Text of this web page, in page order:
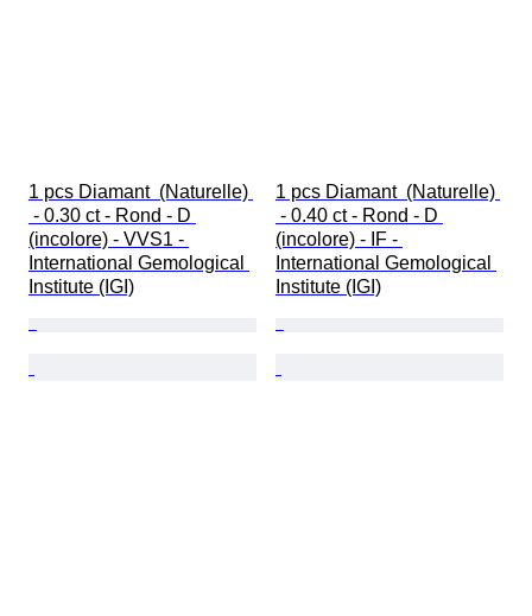
1 pcs Diamant  (Naturelle)
- 0.30 ct - Rond - D
(incolore) - VVS1 -
International Gemological
Institute (IGI)
1 pcs Diamant  (Naturelle)
- 0.40 ct - Rond - D
(incolore) - IF -
International Gemological
Institute (IGI)